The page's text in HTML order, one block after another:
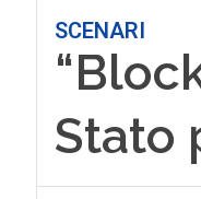
SCENARI
Stato